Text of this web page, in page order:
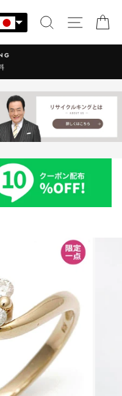
検索 サイト
間：9:00-17:30 年中無休